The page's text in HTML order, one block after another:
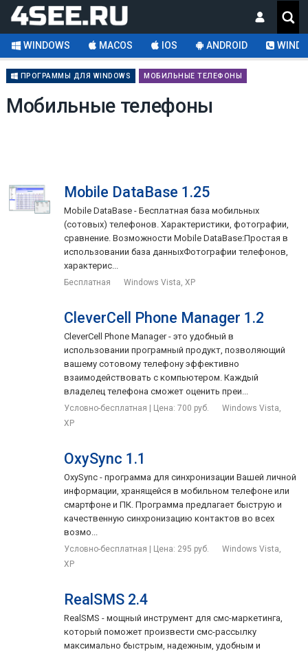
WINDOWS MACOS IOS ANDROID
ПРОГРАММЫ ДЛЯ WINDOWS МОБИЛЬНЫЕ ТЕЛЕФОНЫ
Мобильные телефоны
Mobile DataBase 1.25
Mobile DataBase - Бесплатная база мобильных
(сотовых) телефонов. Характеристики, фотографии,
сравнение. Возможности Mobile DataBase:Простая в
использовании база данныхФотографии телефонов,
характерис...
Бесплатная Windows Vista, XP
CleverCell Phone Manager 1.2
CleverCell Phone Manager - это удобный в
использовании програмный продукт, позволяющий
вашему сотовому телефону эффективно
взаимодействовать с компьютером. Каждый
владелец телефона сможет оценить преи...
Условно-бесплатная | Цена: 700 руб.
Windows Vista,
XP
OxySync 1.1
OxySync - программа для синхронизации Вашей личной
информации, хранящейся в мобильном телефоне или
смартфоне и ПК. Программа предлагает быструю и
качественную синхронизацию контактов во всех
возмо...
Условно-бесплатная | Цена: 295 руб.
Windows Vista,
XP
RealSMS 2.4
RealSMS - мощный инструмент для смс-маркетинга,
который поможет произвести смс-рассылку
максимально быстрым, надежным, удобным и